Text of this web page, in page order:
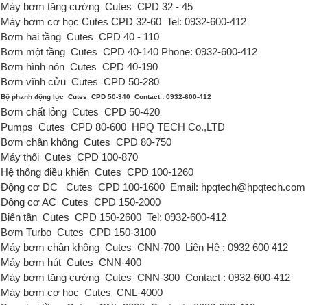
Máy bơm tăng cường Cutes CPD 32 - 45
Máy bơm cơ học Cutes CPD 32-60 Tel: 0932-600-412
Bơm hai tầng Cutes CPD 40 - 110
Bơm một tầng Cutes CPD 40-140 Phone: 0932-600-412
Bơm hình nón Cutes CPD 40-190
Bơm vĩnh cửu Cutes CPD 50-280
Bộ phanh động lực Cutes CPD 50-340 Contact : 0932-600-412
Bơm chất lỏng Cutes CPD 50-420
Pumps Cutes CPD 80-600 HPQ TECH Co.,LTD
Bơm chân không Cutes CPD 80-750
Máy thổi Cutes CPD 100-870
Hệ thống điều khiển Cutes CPD 100-1260
Động cơ DC
Cutes CPD 100-1600 Email: hpqtech@hpqtech.com
Động cơ AC Cutes CPD 150-2000
Biến tần Cutes CPD 150-2600 Tel: 0932-600-412
Bơm Turbo Cutes CPD 150-3100
Máy bơm chân không Cutes CNN-700 Liên Hệ : 0932 600 412
Máy bơm hút Cutes CNN-400
Máy bơm tăng cường Cutes CNN-300 Contact : 0932-600-412
Máy bơm cơ học Cutes CNL-4000